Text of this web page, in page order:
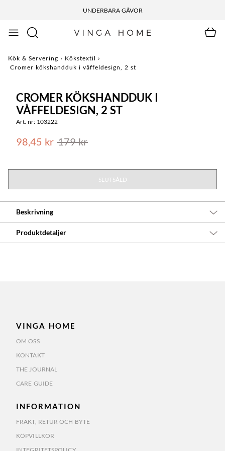
UNDERBARA GÅVOR
Kök & Servering › Kökstextil ›
Cromer kökshandduk i våffeldesign, 2 st
CROMER KÖKSHANDDUK I
VÅFFELDESIGN, 2 ST
Art. nr: 103222
98,45 kr 179 kr
SLUTSÅLD
Beskrivning
Produktdetaljer
VINGA HOME
OM OSS
KONTAKT
THE JOURNAL
CARE GUIDE
INFORMATION
FRAKT, RETUR OCH BYTE
KÖPVILLKOR